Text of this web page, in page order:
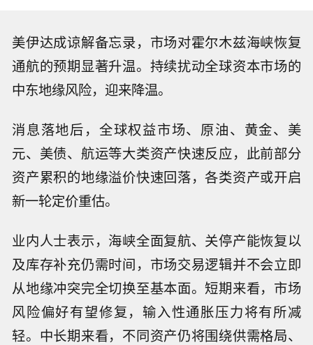
美伊达成谅解备忘录，市场对霍尔木兹海峡恢复
通航的预期显著升温。持续扰动全球资本市场的
中东地缘风险，迎来降温。
消息落地后，全球权益市场、原油、黄金、美
元、美债、航运等大类资产快速反应，此前部分
资产累积的地缘溢价快速回落，各类资产或开启
新一轮定价重估。
业内人士表示，海峡全面复航、关停产能恢复以
及库存补充仍需时间，市场交易逻辑并不会立即
从地缘冲突完全切换至基本面。短期来看，市场
风险偏好有望修复，输入性通胀压力将有所减
轻。中长期来看，不同资产仍将围绕供需格局、